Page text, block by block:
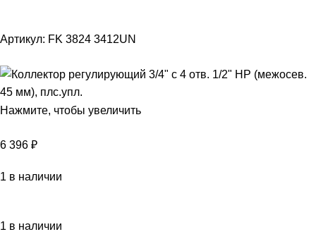
Артикул: FK 3824 3412UN
Нажмите, чтобы увеличить
6 396 ₽
1 в наличии
1 в наличии